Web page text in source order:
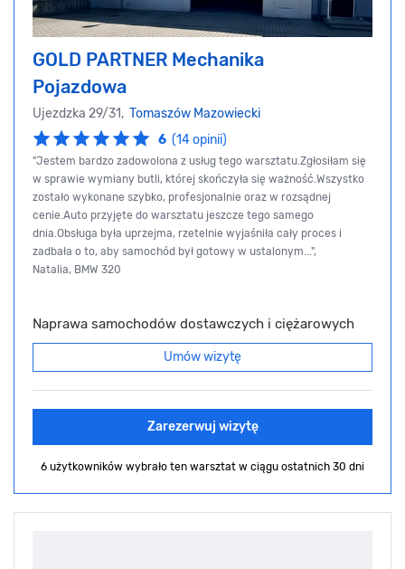
GOLD PARTNER Mechanika
Pojazdowa
Ujezdzka 29/31, Tomaszów Mazowiecki
6 (14 opinii)
"Jestem bardzo zadowolona z usług tego warsztatu.Zgłosiłam się
w sprawie wymiany butli, której skończyła się ważność.Wszystko
zostało wykonane szybko, profesjonalnie oraz w rozsądnej
cenie.Auto przyjęte do warsztatu jeszcze tego samego
dnia.Obsługa była uprzejma, rzetelnie wyjaśniła cały proces i
zadbała o to, aby samochód był gotowy w ustalonym...",
Natalia, BMW 320
Naprawa samochodów dostawczych i ciężarowych
Umów wizytę
Zarezerwuj wizytę
6 użytkowników wybrało ten warsztat w ciągu ostatnich 30 dni